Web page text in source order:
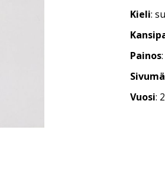
Kieli:
Painos:
Vuosi: